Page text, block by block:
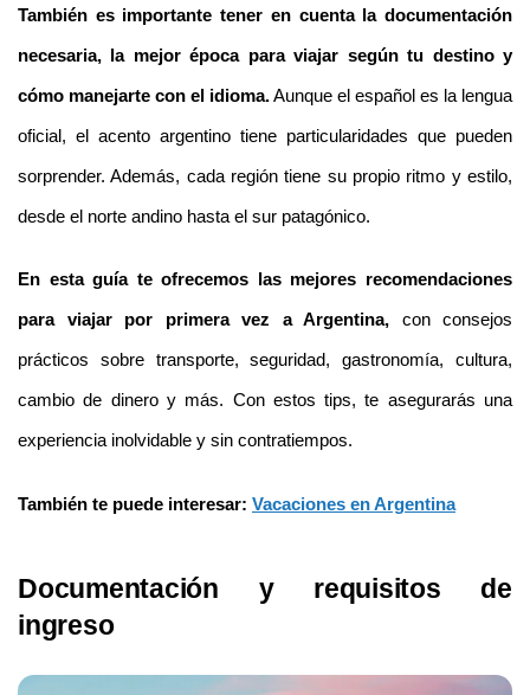
También es importante tener en cuenta la documentación
necesaria, la mejor época para viajar según tu destino y
cómo manejarte con el idioma. Aunque el español es la lengua
oficial, el acento argentino tiene particularidades que pueden
sorprender. Además, cada región tiene su propio ritmo y estilo,
desde el norte andino hasta el sur patagónico.
En esta guía te ofrecemos las mejores recomendaciones
para viajar por primera vez a Argentina, con consejos
prácticos sobre transporte, seguridad, gastronomía, cultura,
cambio de dinero y más. Con estos tips, te asegurarás una
experiencia inolvidable y sin contratiempos.
También te puede interesar: Vacaciones en Argentina
Documentación y requisitos de
ingreso